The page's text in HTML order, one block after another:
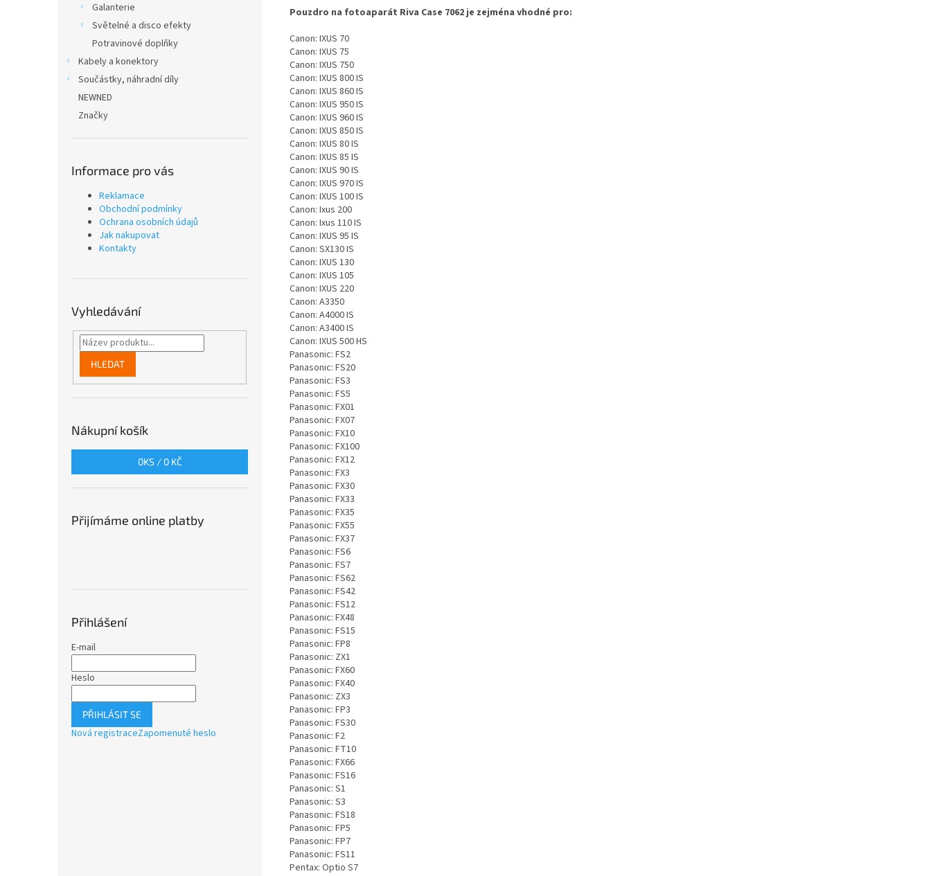
Galanterie
Světelné a disco efekty
Potravinové doplňky
Kabely a konektory
Součástky, náhradní díly
NEWNED
Značky
Informace pro vás
Reklamace
Obchodní podmínky
Ochrana osobních údajů
Jak nakupovat
Kontakty
Vyhledávání
HLEDAT
Nákupní košík
0KS / 0 KČ
Přijímáme online platby
Přihlášení
E-mail
Heslo
PŘIHLÁSIT SE
Nová registraceZapomenuté heslo
Pouzdro na fotoaparát Riva Case 7062 je zejména vhodné pro:
Canon: IXUS 70
Canon: IXUS 75
Canon: IXUS 750
Canon: IXUS 800 IS
Canon: IXUS 860 IS
Canon: IXUS 950 IS
Canon: IXUS 960 IS
Canon: IXUS 850 IS
Canon: IXUS 80 IS
Canon: IXUS 85 IS
Canon: IXUS 90 IS
Canon: IXUS 970 IS
Canon: IXUS 100 IS
Canon: Ixus 200
Canon: Ixus 110 IS
Canon: IXUS 95 IS
Canon: SX130 IS
Canon: IXUS 130
Canon: IXUS 105
Canon: IXUS 220
Canon: A3350
Canon: A4000 IS
Canon: A3400 IS
Canon: IXUS 500 HS
Panasonic: FS2
Panasonic: FS20
Panasonic: FS3
Panasonic: FS5
Panasonic: FX01
Panasonic: FX07
Panasonic: FX10
Panasonic: FX100
Panasonic: FX12
Panasonic: FX3
Panasonic: FX30
Panasonic: FX33
Panasonic: FX35
Panasonic: FX55
Panasonic: FX37
Panasonic: FS6
Panasonic: FS7
Panasonic: FS62
Panasonic: FS42
Panasonic: FS12
Panasonic: FX48
Panasonic: FS15
Panasonic: FP8
Panasonic: ZX1
Panasonic: FX60
Panasonic: FX40
Panasonic: ZX3
Panasonic: FP3
Panasonic: FS30
Panasonic: F2
Panasonic: FT10
Panasonic: FX66
Panasonic: FS16
Panasonic: S1
Panasonic: S3
Panasonic: FS18
Panasonic: FP5
Panasonic: FP7
Panasonic: FS11
Pentax: Optio S7